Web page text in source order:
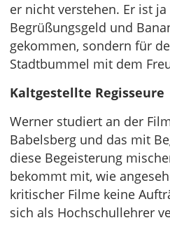
er nicht verstehen. Er ist
Begrüßungsgeld und
gekommen, sondern für
Stadtbummel mit dem
Kaltgestellte Regisseure
Werner studiert an der
Babelsberg und das mit
diese Begeisterung
bekommt mit, wie
kritischer Filme keine
sich als Hochschullehrer